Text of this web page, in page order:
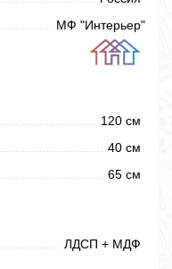
МФ "Интерьер"
120 см
40 см
65 см
ЛДСП + МДФ